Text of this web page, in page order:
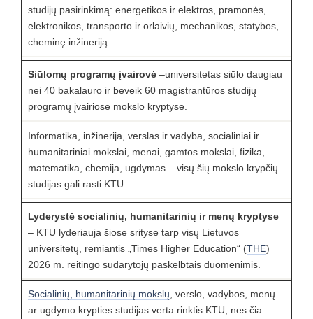
studijų pasirinkimą: energetikos ir elektros, pramonės,
elektronikos, transporto ir orlaivių, mechanikos, statybos,
cheminę inžineriją.
Siūlomų programų įvairovė –universitetas siūlo daugiau
nei 40 bakalauro ir beveik 60 magistrantūros studijų
programų įvairiose mokslo kryptyse.
Informatika, inžinerija, verslas ir vadyba, socialiniai ir
humanitariniai mokslai, menai, gamtos mokslai, fizika,
matematika, chemija, ugdymas – visų šių mokslo krypčių
studijas gali rasti KTU.
Lyderystė socialinių, humanitarinių ir menų kryptyse
– KTU lyderiauja šiose srityse tarp visų Lietuvos
universitetų, remiantis „Times Higher Education“ (THE)
2026 m. reitingo sudarytojų paskelbtais duomenimis.
Socialinių, humanitarinių mokslų , verslo, vadybos, menų
ar ugdymo krypties studijas verta rinktis KTU, nes čia